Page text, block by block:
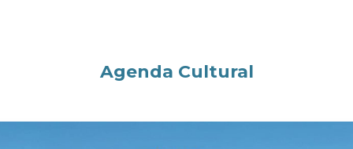
Agenda Cultural